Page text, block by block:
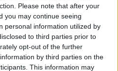
Please note that after your
you may continue seeing
personal information utilized by
to third parties prior to
opt-out of the further
by third parties on the
This information may
post su Instagram